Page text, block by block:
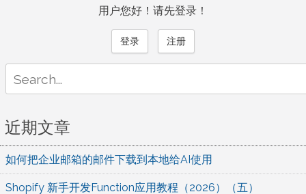
用户您好！请先登录！
登录 注册
for:
近期文章
如何把企业邮箱的邮件下载到本地给AI使用
Shopify 新手开发Function应用教程（2026）（五）